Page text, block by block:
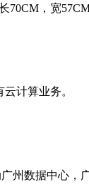
70CM，宽
计算业务。
州数据中心，